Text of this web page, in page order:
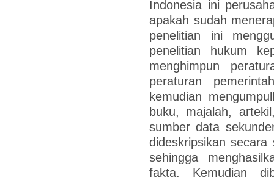
Indonesia ini
apakah sudah
penelitian ini
penelitian hukum
menghimpun
peraturan
kemudian
buku, majalah,
sumber data
dideskripsikan
sehingga
fakta. Kemudian